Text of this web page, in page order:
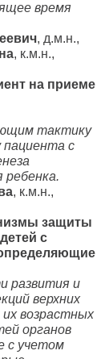
время
, д.м.н.,
, к.м.н.,
на приеме
тактику
пациента с
ребенка.
, к.м.н.,
защиты
с
развития и
верхних
возрастных
органов
с учетом